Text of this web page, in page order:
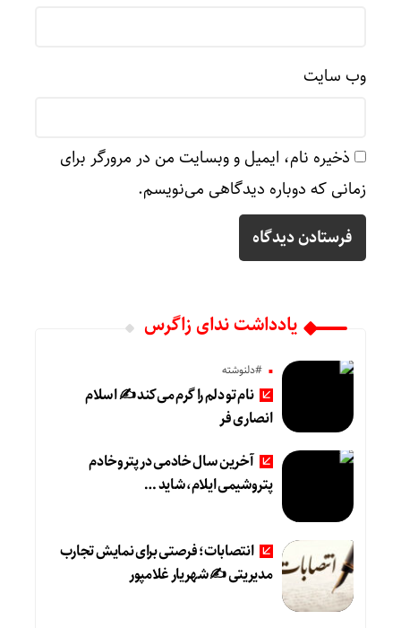
وب‌ سایت
ذخیره نام، ایمیل و وبسایت من در مرورگر برای
زمانی که دوباره دیدگاهی می‌نویسم.
یادداشت ندای زاگرس
#دلنوشته
نام تو دلم را گرم می‌کند ✍️ اسلام
انصاری فر
آخرین سال خادمی در پتروخادم
پتروشیمی ایلام، شاید …
انتصابات؛ فرصتی برای نمایش تجارب
مدیریتی ✍ شهریار غلامپور